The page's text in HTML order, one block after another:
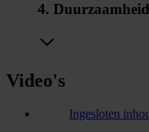
4.
Video's
Ingesloten